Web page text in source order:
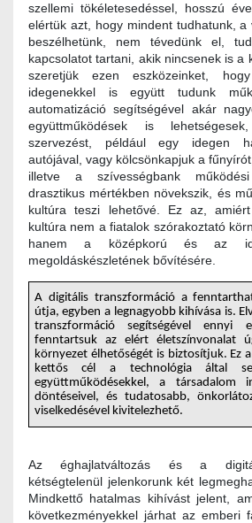
szellemi tökéletesedéssel, hosszú
elértük azt, hogy mindent tudhatunk, a
beszélhetünk, nem tévedünk el,
kapcsolatot tartani, akik nincsenek is a
szeretjük ezen eszközeinket,
idegenekkel is együtt tudunk
automatizáció segítségével akár
együttműködések is
szervezést, például egy idegen
autójával, vagy kölcsönkapjuk a
illetve a szívességbank
drasztikus mértékben növekszik, és
kultúra teszi lehetővé. Ez az,
kultúra nem a fiatalok szórakoztató
hanem a középkorú és az
megoldáskészletének bővítésére.
A digitális transzformáció a
útja, egyben a legnagyobb kihívása is.
transzformáció segítségével ennyi
fenntartsuk az elért életszínvonalat
környezet élhetőségét is biztosítjuk. Ez
kettős cél a technológia által
együttműködésekkel, a társadalom
döntéseivel, és tudatosabb,
viselkedésével kivitelezhető.
Az éghajlatváltozás és a
kétségtelenül jelenkorunk két
Mindkettő hatalmas kihívást jelent,
következményekkel járhat az emberi